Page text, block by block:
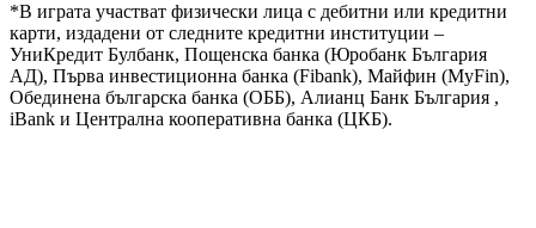
*В играта участват физически лица с дебитни или кредитни
карти, издадени от следните кредитни институции –
УниКредит Булбанк, Пощенска банка (Юробанк България
АД), Първа инвестиционна банка (Fibank), Майфин (MyFin),
Обединена българска банка (ОББ), Алианц Банк България ,
iBank и Централна кооперативна банка (ЦКБ).